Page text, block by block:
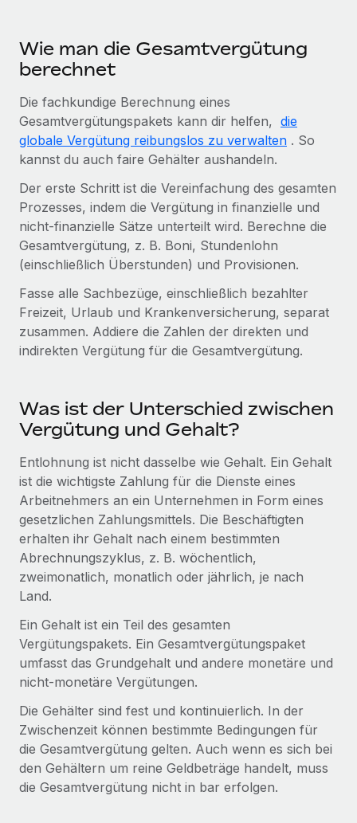
Wie man die Gesamtvergütung
berechnet
Die fachkundige Berechnung eines
Gesamtvergütungspakets kann dir helfen, die
globale Vergütung reibungslos zu verwalten . So
kannst du auch faire Gehälter aushandeln.
Der erste Schritt ist die Vereinfachung des gesamten
Prozesses, indem die Vergütung in finanzielle und
nicht-finanzielle Sätze unterteilt wird. Berechne die
Gesamtvergütung, z. B. Boni, Stundenlohn
(einschließlich Überstunden) und Provisionen.
Fasse alle Sachbezüge, einschließlich bezahlter
Freizeit, Urlaub und Krankenversicherung, separat
zusammen. Addiere die Zahlen der direkten und
indirekten Vergütung für die Gesamtvergütung.
Was ist der Unterschied zwischen
Vergütung und Gehalt?
Entlohnung ist nicht dasselbe wie Gehalt. Ein Gehalt
ist die wichtigste Zahlung für die Dienste eines
Arbeitnehmers an ein Unternehmen in Form eines
gesetzlichen Zahlungsmittels. Die Beschäftigten
erhalten ihr Gehalt nach einem bestimmten
Abrechnungszyklus, z. B. wöchentlich,
zweimonatlich, monatlich oder jährlich, je nach
Land.
Ein Gehalt ist ein Teil des gesamten
Vergütungspakets. Ein Gesamtvergütungspaket
umfasst das Grundgehalt und andere monetäre und
nicht-monetäre Vergütungen.
Die Gehälter sind fest und kontinuierlich. In der
Zwischenzeit können bestimmte Bedingungen für
die Gesamtvergütung gelten. Auch wenn es sich bei
den Gehältern um reine Geldbeträge handelt, muss
die Gesamtvergütung nicht in bar erfolgen.